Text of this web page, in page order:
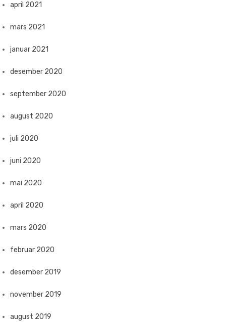
april 2021
mars 2021
januar 2021
desember 2020
september 2020
august 2020
juli 2020
juni 2020
mai 2020
april 2020
mars 2020
februar 2020
desember 2019
november 2019
august 2019